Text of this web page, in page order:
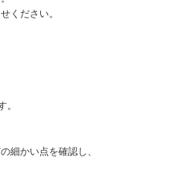
ください。
。
細かい点を確認し、